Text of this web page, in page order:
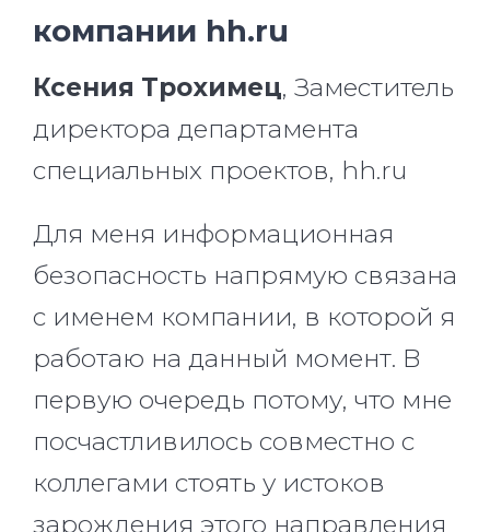
компании hh.ru
Ксения Трохимец, Заместитель
директора департамента
специальных проектов, hh.ru
Для меня информационная
безопасность напрямую связана
с именем компании, в которой я
работаю на данный момент. В
первую очередь потому, что мне
посчастливилось совместно с
коллегами стоять у истоков
зарождения этого направления